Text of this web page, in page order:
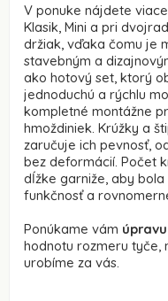
V ponuke nájdete
Klasik, Mini a pri
držiak, vďaka čomu je
stavebným a
ako hotový set, ktorý
jednoduchú a rýchlu
kompletné montážne
hmoždiniek. Krúžky a
zaručuje ich pevnosť,
bez deformácií. Počet
dĺžke garniže, aby
funkčnosť a
Ponúkame vám
hodnotu rozmeru tyče,
urobíme za vás.